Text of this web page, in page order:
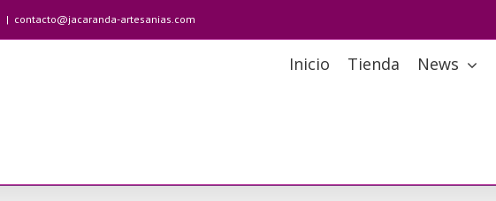
| contacto@jacaranda-artesanias.com
Inicio Tienda News